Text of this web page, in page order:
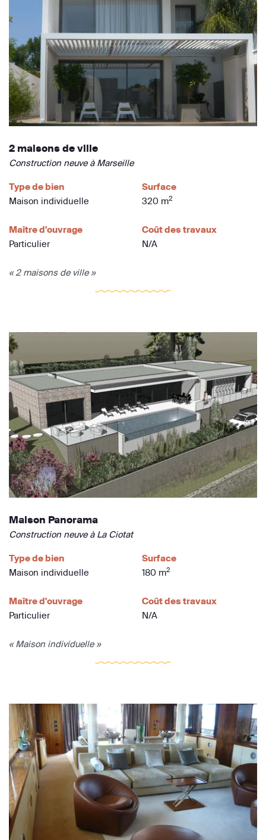
2 maisons de ville
Construction neuve à Marseille
Type de bien
Maison individuelle
Surface
320 m2
Maître d'ouvrage
Particulier
Coût des travaux
N/A
« 2 maisons de ville »
Maison Panorama
Construction neuve à La Ciotat
Type de bien
Maison individuelle
Surface
180 m2
Maître d'ouvrage
Particulier
Coût des travaux
N/A
« Maison individuelle »